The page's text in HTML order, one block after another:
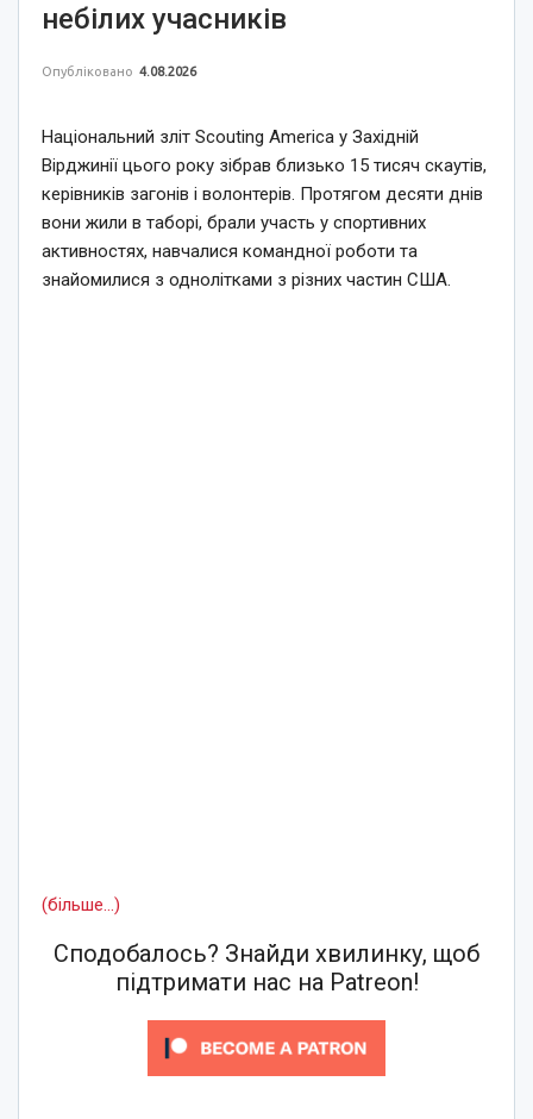
небілих учасників
Опубліковано 4.08.2026
Національний зліт Scouting America у Західній
Вірджинії цього року зібрав близько 15 тисяч скаутів,
керівників загонів і волонтерів. Протягом десяти днів
вони жили в таборі, брали участь у спортивних
активностях, навчалися командної роботи та
знайомилися з однолітками з різних частин США.
(більше…)
Сподобалось? Знайди хвилинку, щоб
підтримати нас на Patreon!